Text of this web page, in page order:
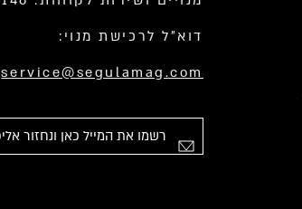
דוא”ל לרכישת מנוי:
service@segulamag.com